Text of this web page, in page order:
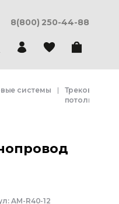
8(800) 250-44-88
системы
Трековая
потолка
AM-R40-12